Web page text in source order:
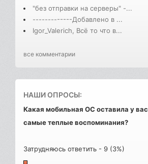
"без отправки на серверы" -...
-------------Добавлено в ...
Igor_Valerich, Всё то что в...
все комментарии
НАШИ ОПРОСЫ:
Какая мобильная ОС оставила у вас
самые теплые воспоминания?
Затрудняюсь ответить - 9 (3%)